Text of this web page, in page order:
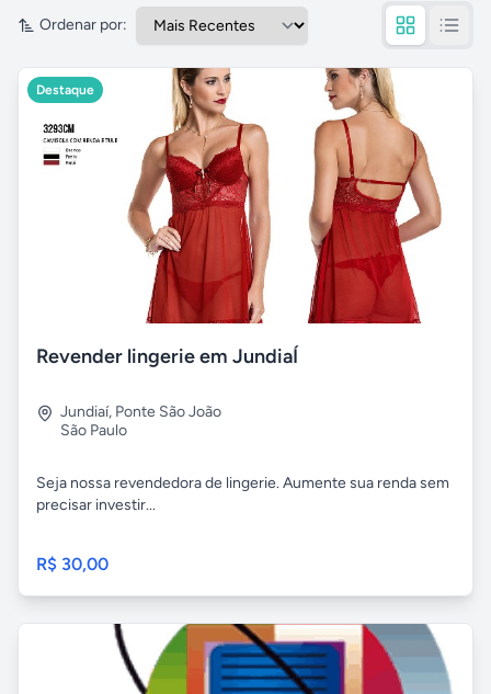
Ordenar por:
Destaque
Revender lingerie em JundiaÍ
Jundiaí, Ponte São João
São Paulo
Seja nossa revendedora de lingerie. Aumente sua renda sem
precisar investir...
R$ 30,00